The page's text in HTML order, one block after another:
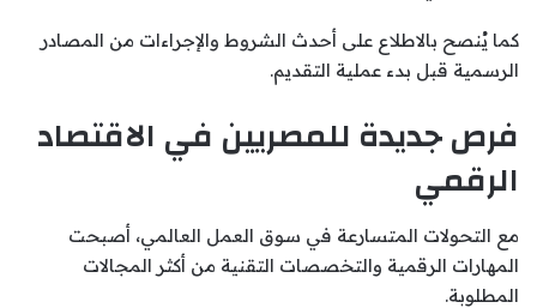
كما يُنصح بالاطلاع على أحدث الشروط والإجراءات من المصادر
الرسمية قبل بدء عملية التقديم.
فرص جديدة للمصريين في الاقتصاد
الرقمي
مع التحولات المتسارعة في سوق العمل العالمي، أصبحت
المهارات الرقمية والتخصصات التقنية من أكثر المجالات
المطلوبة.